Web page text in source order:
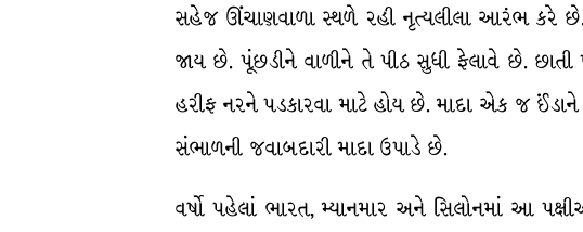
સહેજ ઊંચાણવાળા સ્થળે રહી નૃત્યલીલા આરંભ કરે
જાય છે. પૂંછડીને વાળીને તે પીઠ સુધી ફેલાવે છે.
હરીફ નરને પડકારવા માટે હોય છે. માદા એક જ
સંભાળની જવાબદારી માદા ઉપાડે છે.
વર્ષો પહેલાં ભારત, મ્યાનમાર અને સિલોનમાં આ